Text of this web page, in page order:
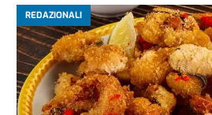
REDAZIONALI